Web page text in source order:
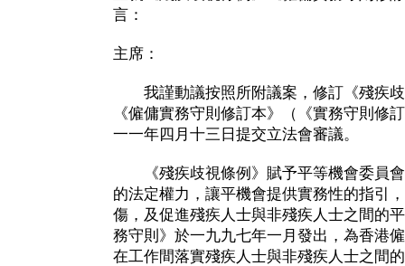
言：
主席：
我謹動議按照所附議案，修訂《殘疾歧
《僱傭實務守則修訂本》（《實務守則修
一一年四月十三日提交立法會審議。
《殘疾歧視條例》賦予平等機會委員會
的法定權力，讓平機會提供實務性的指引
傷，及促進殘疾人士與非殘疾人士之間的
務守則》於一九九七年一月發出，為香港
在工作間落實殘疾人士與非殘疾人士之間